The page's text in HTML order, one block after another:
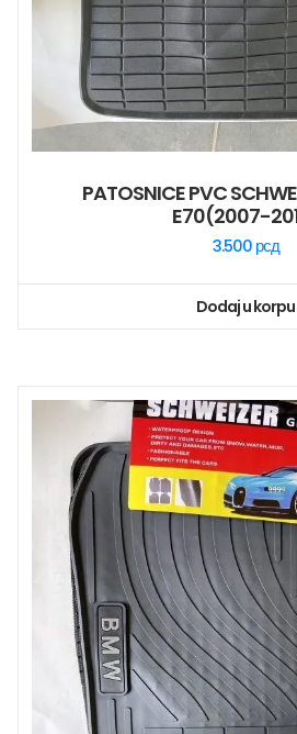
PATOSNICE PVC
E70(2007-
3.500 рсд
Dodaj u korpu